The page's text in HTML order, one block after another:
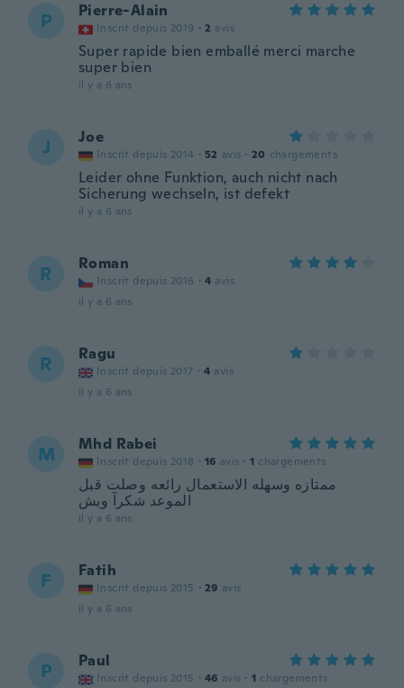
P Pierre-Alain
Inscrit depuis 2019 · 2 avis
Super rapide bien emballé merci marche
super bien
il y a 6 ans
J Joe
Inscrit depuis 2014 · 52 avis · 20 chargements
Leider ohne Funktion, auch nicht nach
Sicherung wechseln, ist defekt
il y a 6 ans
R Roman
Inscrit depuis 2016 · 4 avis
il y a 6 ans
R Ragu
Inscrit depuis 2017 · 4 avis
il y a 6 ans
M Mhd Rabei
Inscrit depuis 2018 · 16 avis · 1 chargements
ممتازه وسهله الاستعمال رائعه وصلت قبل
الموعد شكرآ ويش
il y a 6 ans
F Fatih
Inscrit depuis 2015 · 29 avis
il y a 6 ans
P Paul
Inscrit depuis 2015 · 46 avis · 1 chargements